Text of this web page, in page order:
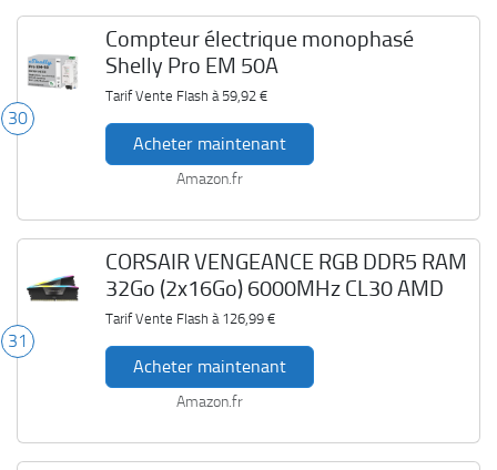
30
Compteur électrique monophasé
Shelly Pro EM 50A
Tarif Vente Flash à 59,92 €
Acheter maintenant
Amazon.fr
31
CORSAIR VENGEANCE RGB DDR5 RAM
32Go (2x16Go) 6000MHz CL30 AMD
Tarif Vente Flash à 126,99 €
Acheter maintenant
Amazon.fr